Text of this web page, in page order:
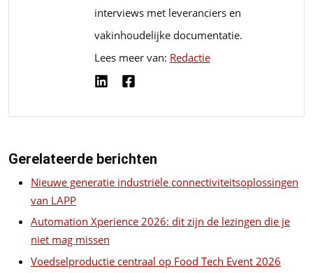
interviews met leveranciers en
vakinhoudelijke documentatie.
Lees meer van: Redactie
Gerelateerde berichten
Nieuwe generatie industriële connectiviteitsoplossingen
van LAPP
Automation Xperience 2026: dit zijn de lezingen die je
niet mag missen
Voedselproductie centraal op Food Tech Event 2026